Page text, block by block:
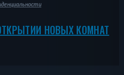
НОВЫХ КОМНАТ